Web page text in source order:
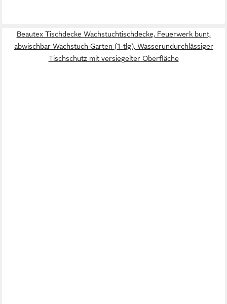
Beautex Tischdecke Wachstuchtischdecke, Feuerwerk bunt,
abwischbar Wachstuch Garten (1-tlg), Wasserundurchlässiger
Tischschutz mit versiegelter Oberfläche